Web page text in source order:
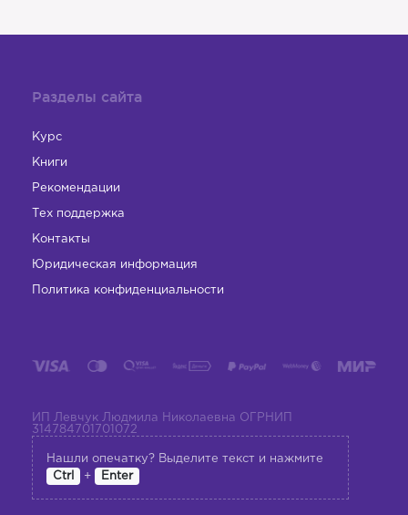
Разделы сайта
Курс
Книги
Рекомендации
Тех поддержка
Контакты
Юридическая информация
Политика конфиденциальности
ИП Левчук Людмила Николаевна ОГРНИП
314784701701072
Нашли опечатку? Выделите текст и нажмите
Ctrl
+ Enter